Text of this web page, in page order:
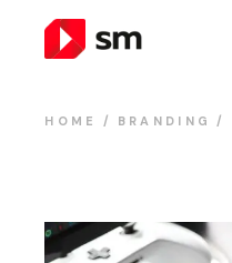
HOME BRANDING